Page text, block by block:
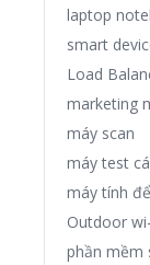
laptop
smart
Load
marketing
máy scan
máy test
máy tính
Outdoor
phần mềm